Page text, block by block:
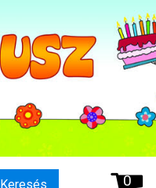
Keresés 0